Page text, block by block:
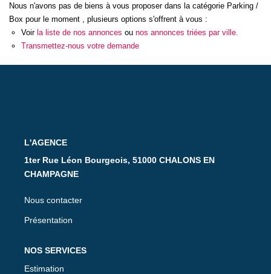
NOTRE AGENCE
Budget max Plus de critères
Nous n'avons pas de biens à vous proposer dans la catégorie Parking /
Box pour le moment , plusieurs options s'offrent à vous :
Voir la liste de nos annonces ou nos annonces triées par ville.
Transmettez-nous votre demande
L'AGENCE
1ter Rue Léon Bourgeois, 51000 CHALONS EN
CHAMPAGNE
Nous contacter
Présentation
NOS SERVICES
Estimation